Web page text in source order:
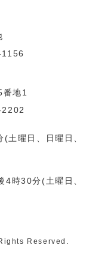
地1
曜日、日曜日、
時30分(土曜日、
Reserved.